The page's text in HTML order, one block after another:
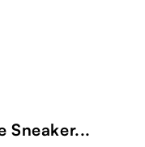
Sneaker...